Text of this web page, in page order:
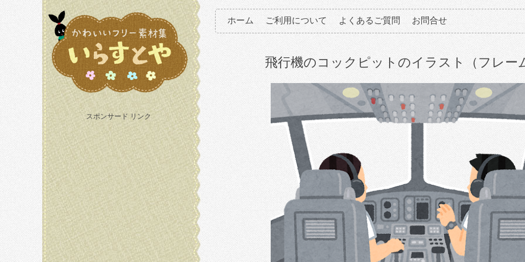
スポンサード リンク
ホーム ご利用について よくあるご質問 お問合せ
飛行機のコックピットのイラスト（フレー